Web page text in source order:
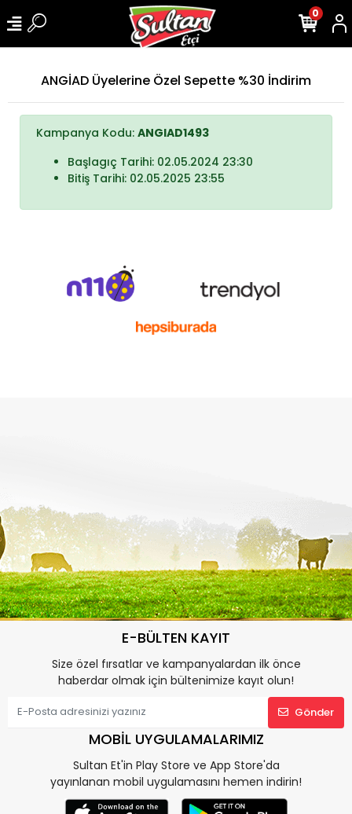
0
ANGİAD Üyelerine Özel Sepette %30 İndirim
Kampanya Kodu: ANGIAD1493
Başlagıç Tarihi: 02.05.2024 23:30
Bitiş Tarihi: 02.05.2025 23:55
E-BÜLTEN KAYIT
Size özel fırsatlar ve kampanyalardan ilk önce
haberdar olmak için bültenimize kayıt olun!
Gönder
MOBİL UYGULAMALARIMIZ
Sultan Et'in Play Store ve App Store'da
yayınlanan mobil uygulamasını hemen indirin!